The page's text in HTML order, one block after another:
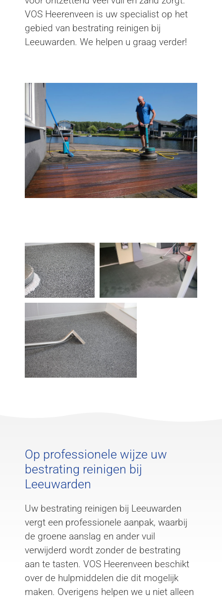
VOS Heerenveen is uw specialist op het
gebied van bestrating reinigen bij
Leeuwarden. We helpen u graag verder!
Op professionele wijze uw
bestrating reinigen bij
Leeuwarden
Uw bestrating reinigen bij Leeuwarden
vergt een professionele aanpak, waarbij
de groene aanslag en ander vuil
verwijderd wordt zonder de bestrating
aan te tasten. VOS Heerenveen beschikt
over de hulpmiddelen die dit mogelijk
maken. Overigens helpen we u niet alleen